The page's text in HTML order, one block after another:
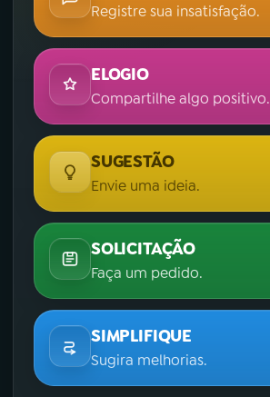
Registre sua insatisfação.
ELOGIO
Compartilhe algo positivo.
SUGESTÃO
Envie uma ideia.
SOLICITAÇÃO
Faça um pedido.
SIMPLIFIQUE
Sugira melhorias.